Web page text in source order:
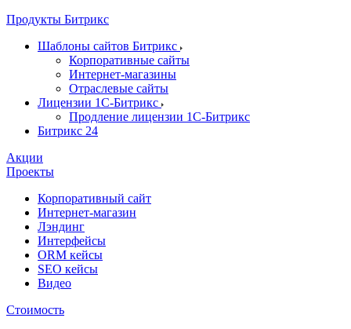
Продукты Битрикс
Шаблоны сайтов Битрикс
Корпоративные сайты
Интернет-магазины
Отраслевые сайты
Лицензии 1С-Битрикс
Продление лицензии 1С-Битрикс
Битрикс 24
Акции
Проекты
Корпоративный сайт
Интернет-магазин
Лэндинг
Интерфейсы
ORM кейсы
SEO кейсы
Видео
Стоимость